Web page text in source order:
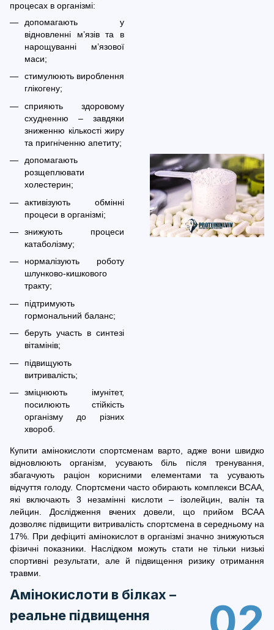
процесах в організмі:
допомагають у
відновленні м’язів та в
нарощуванні м’язової
маси;
стимулюють вироблення
глікогену;
сприяють здоровому
схудненню – завдяки
зниженню кількості жиру
та пригніченню апетиту;
допомагають
розщеплювати
холестерин;
активізують обмінні
процеси в організмі;
знижують процеси
катаболізму;
нормалізують роботу
шлунково-кишкового
тракту;
підтримують
гормональний баланс;
беруть участь в синтезі
вітамінів;
підвищують
витривалість;
зміцнюють імунітет,
посилюють стійкість
організму до різних
хвороб.
Купити амінокислоти спортсменам варто, адже вони швидко
відновлюють організм, усувають біль після тренування,
збагачують раціон корисними елементами та усувають
відчуття голоду. Спортсмени часто обирають комплекси BCAA,
які включають 3 незамінні кислоти – ізолейцин, валін та
лейцин. Дослідження вчених довели, що прийом BCAA
дозволяє підвищити витривалість спортсмена в середньому на
17%. При дефіциті амінокислот в організмі значно знижуються
фізичні показники. Наслідком можуть стати не тільки низькі
спортивні результати, але й підвищення ризику отримання
травми.
Амінокислоти в білках –
реальне підвищення